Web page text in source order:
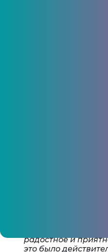
радостное и
это было